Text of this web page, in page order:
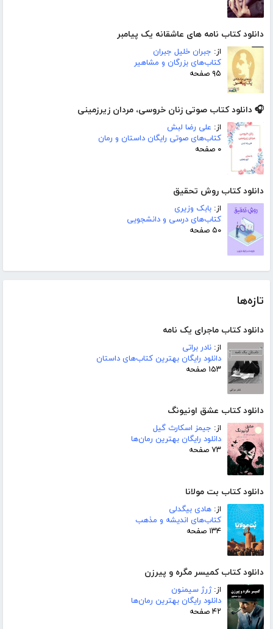
دانلود کتاب نامه های عاشقانه یک پیامبر
از: جبران خلیل جبران
کتاب‌های بزرگان و مشاهیر
۹۵ صفحه
🎧 دانلود کتاب صوتی زنان خروسی، مردان زیرزمینی
از: علی رضا لبش
کتاب‌های صوتی رایگان داستان و رمان
۰ صفحه
دانلود کتاب روش تحقیق
از: بابک وزیری
کتاب‌های درسی و دانشجویی
۵۰ صفحه
تازه‌ها
دانلود کتاب ماجرای یک نامه
از: نادر براتی
دانلود رایگان بهترین کتاب‌های داستان
۱۵۳ صفحه
دانلود کتاب عشق اونیونگ
از: جیمز اسکارث گیل
دانلود رایگان بهترین رمان‌ها
۷۳ صفحه
دانلود کتاب بت مولانا
از: هادی بیگدلی
کتاب‌های اندیشه و مذهب
۱۳۴ صفحه
دانلود کتاب کمیسر مگره و پیرزن
از:ژرژ سیمنون
دانلود رایگان بهترین رمان‌ها
۴۲ صفحه